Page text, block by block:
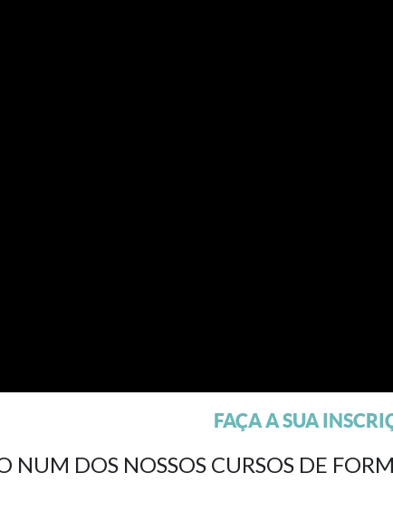
FAÇA A SUA
NUM DOS NOSSOS CURSOS DE